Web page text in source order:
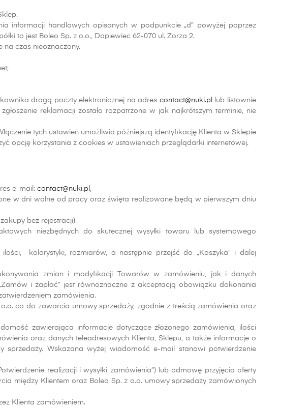
informacji handlowych opisanych w podpunkcie „d” powyżej poprzez
to jest Boleo Sp. z o.o., Dopiewiec 62-070 ul. Zorza 2.
na czas nieoznaczony.
drogą poczty elektronicznej na adres contact@nuki.pl
lub listownie
reklamacji zostało rozpatrzone w jak najkrótszym terminie, nie
tych ustawień umożliwia późniejszą identyfikację Klienta w Sklepie
opcję korzystania z cookies w ustawieniach przeglądarki internetowej.
e-mail: contact@nuki.pl ,
w dni wolne od pracy oraz święta realizowane będą w pierwszym dniu
bez rejestracji).
niezbędnych do skutecznej wysyłki towaru lub systemowego
kolorystyki, rozmiarów, a następnie przejść do „Koszyka” i dalej
zmian i modyfikacji Towarów w zamówieniu, jak i danych
i zapłać” jest równoznaczne z akceptacją obowiązku dokonania
zamówienia.
co do zawarcia umowy sprzedaży, zgodnie z treścią zamówienia oraz
zawierająca informacje dotyczące złożonego zamówienia, ilości
oraz danych teleadresowych Klienta, Sklepu, a także informacje o
Wskazana wyżej wiadomość e-mail stanowi potwierdzenie
realizacji i wysyłki zamówienia”) lub odmowę przyjęcia oferty
między Klientem oraz Boleo Sp. z o.o. umowy sprzedaży zamówionych
Klienta zamówieniem.